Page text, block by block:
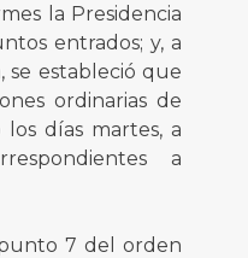
la Presidencia
entrados; y, a
se estableció que
ordinarias de
los días martes, a
a
7 del orden